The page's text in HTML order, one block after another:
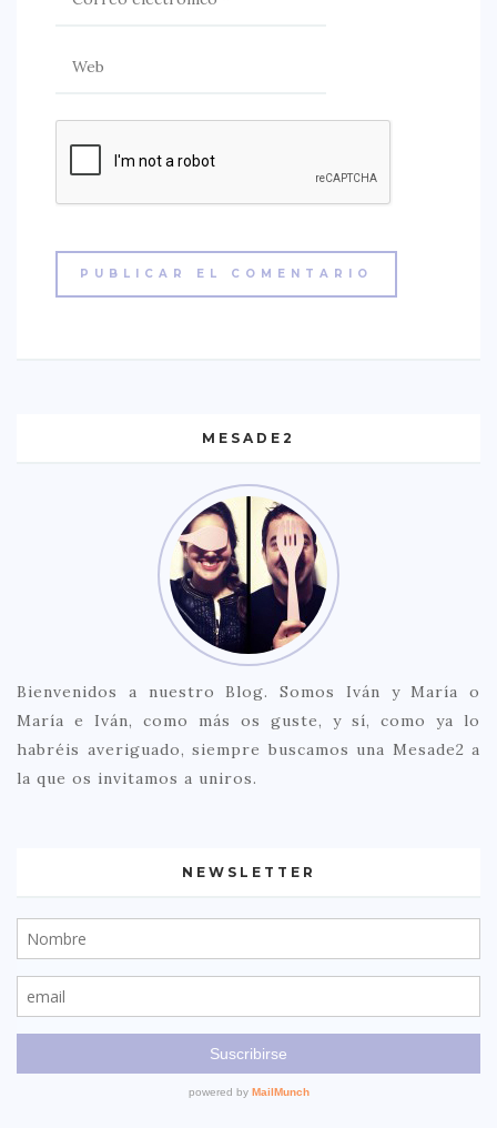
MESADE2
Bienvenidos a nuestro Blog. Somos Iván y María o
María e Iván, como más os guste, y sí, como ya lo
habréis averiguado, siempre buscamos una Mesade2 a
la que os invitamos a uniros.
NEWSLETTER